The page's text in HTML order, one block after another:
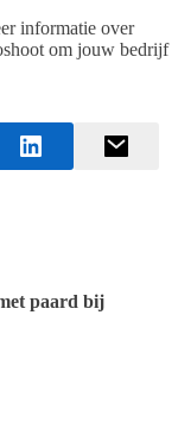
informatie over
om jouw bedrijf
paard bij